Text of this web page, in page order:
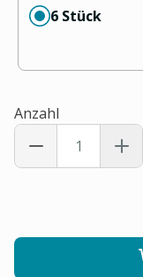
6 Stück
Anzahl